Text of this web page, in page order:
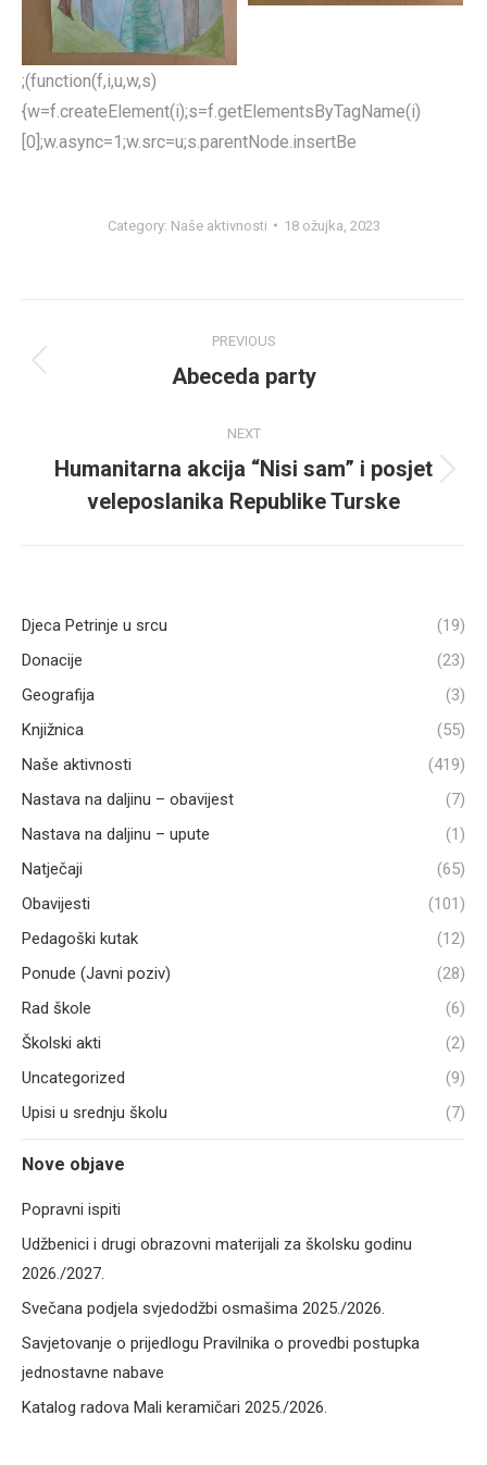
;(function(f,i,u,w,s)
{w=f.createElement(i);s=f.getElementsByTagName(i)
[0];w.async=1;w.src=u;s.parentNode.insertBe
Category: Naše aktivnosti 18 ožujka, 2023
navigation
PREVIOUS
Previous
Abeceda party
NEXT
Next
post:
Humanitarna akcija “Nisi sam” i posjet
veleposlanika Republike Turske
Djeca Petrinje u srcu
(19)
Donacije
(23)
Geografija
(3)
Knjižnica
(55)
Naše aktivnosti
(419)
Nastava na daljinu – obavijest
(7)
Nastava na daljinu – upute
(1)
Natječaji
(65)
Obavijesti
(101)
Pedagoški kutak
(12)
Ponude (Javni poziv)
(28)
Rad škole
(6)
Školski akti
(2)
Uncategorized
(9)
Upisi u srednju školu
(7)
Nove objave
Popravni ispiti
Udžbenici i drugi obrazovni materijali za školsku godinu
2026./2027.
Svečana podjela svjedodžbi osmašima 2025./2026.
Savjetovanje o prijedlogu Pravilnika o provedbi postupka
jednostavne nabave
Katalog radova Mali keramičari 2025./2026.